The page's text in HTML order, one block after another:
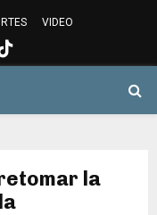
VIDEO
la